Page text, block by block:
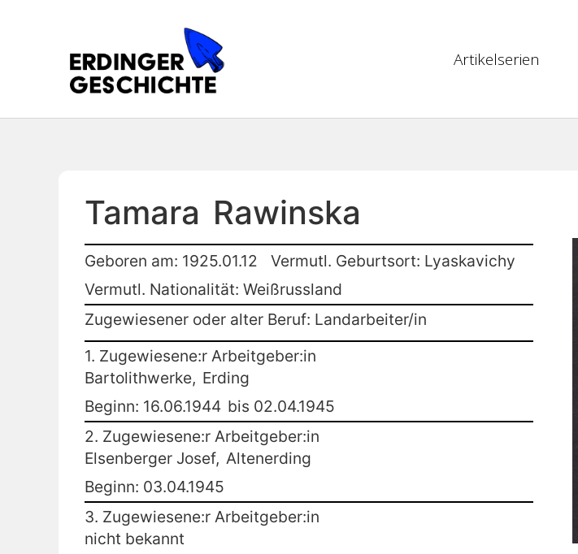
Artikelserien
Tamara Rawinska
Geboren am: 1925.01.12
Vermutl. Geburtsort: Lyaskavichy
Vermutl. Nationalität: Weißrussland
Zugewiesener oder alter Beruf: Landarbeiter/in
1. Zugewiesene:r Arbeitgeber:in
Bartolithwerke, Erding
Beginn: 16.06.1944 bis 02.04.1945
2. Zugewiesene:r Arbeitgeber:in
Elsenberger Josef, Altenerding
Beginn: 03.04.1945
3. Zugewiesene:r Arbeitgeber:in
nicht bekannt